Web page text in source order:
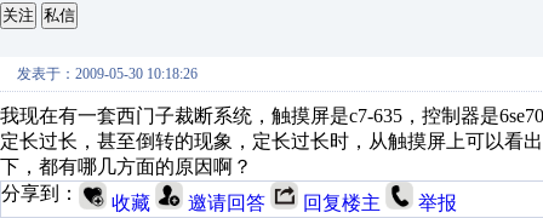
关注 私信
发表于：2009-05-30 10:18:26
我现在有一套西门子裁断系统，触摸屏是c7-635，控制器是
定长过长，甚至倒转的现象，定长过长时，从触摸屏上可以看
下，都有哪几方面的原因啊？
分享到：
收藏 邀请回答 回复楼主 举报